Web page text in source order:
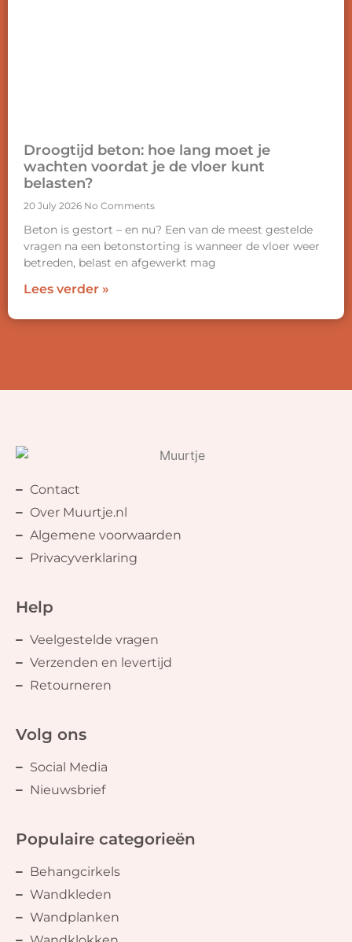
Droogtijd beton: hoe lang moet je
wachten voordat je de vloer kunt
belasten?
20 July 2026 No Comments
Beton is gestort – en nu? Een van de meest gestelde
vragen na een betonstorting is wanneer de vloer weer
betreden, belast en afgewerkt mag
Lees verder »
Contact
Over Muurtje.nl
Algemene voorwaarden
Privacyverklaring
Help
Veelgestelde vragen
Verzenden en levertijd
Retourneren
Volg ons
Social Media
Nieuwsbrief
Populaire categorieën
Behangcirkels
Wandkleden
Wandplanken